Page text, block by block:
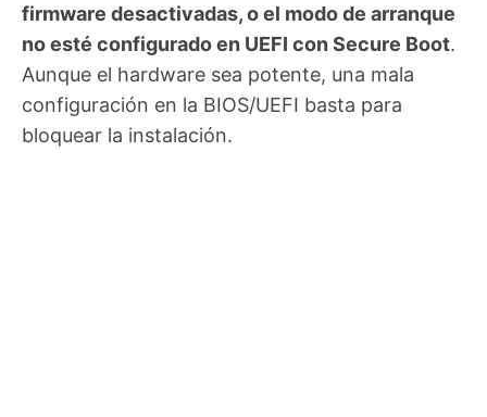
firmware desactivadas, o el modo de arranque
no esté configurado en UEFI con Secure Boot.
Aunque el hardware sea potente, una mala
configuración en la BIOS/UEFI basta para
bloquear la instalación.